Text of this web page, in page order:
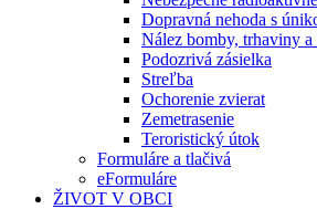
Dopravná nehoda s
Nález bomby, trhaviny
Podozrivá zásielka
Streľba
Ochorenie zvierat
Zemetrasenie
Teroristický útok
Formuláre a tlačivá
eFormuláre
ŽIVOT V OBCI